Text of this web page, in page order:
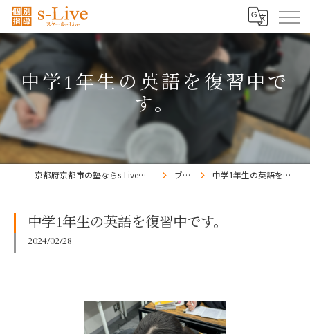
中学1年生の英語を復習中で
す。
京都府京都市の塾ならs-Liveきょうと梅小路校 ブログ 中学1年生の英語を復習中です。
中学1年生の英語を復習中です。
2024/02/28